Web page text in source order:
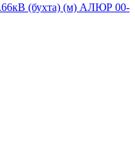
(бухта) (м) АЛЮР 00-